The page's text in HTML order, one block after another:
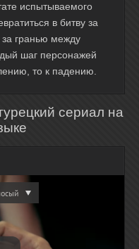
испытываемого
в битву за
за гранью между
шаг персонажей
то к падению.
сериал на